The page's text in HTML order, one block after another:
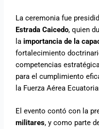
La ceremonia fue
Estrada Caicedo, quien
la importancia de la
fortalecimiento
competencias
para el cumplimiento
la Fuerza Aérea
El evento contó con la
militares, y como parte